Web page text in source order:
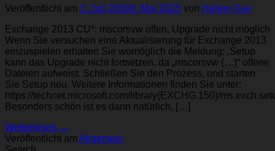
Veröffentlicht am 3. Juli 20166. Mai 2025 von Holger Xue
Exchange 2013 CU*: mscorsvw offen, Upgrade nicht möglich
Wenn Sie versuchen eine Aktualisierung für Exchange 2013
einzuspielen erhalten Sie womöglich die Meldung: ‚Setup
kann das Upgrade nicht fortsetzen, da „mscorsvw (…)“ offene
Dateien aufweist. Schließen Sie den Prozess, und starten
Sie Setup neu. Weitere Informationen finden Sie unter:
https://technet.microsoft.com/library(EXCHG.150)/
Besonders schön ist es dann natürlich, […]
Weiterlesen →
Veröffentlicht am Allgemein